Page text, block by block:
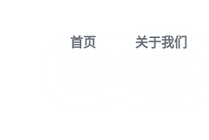
首页 关于我们